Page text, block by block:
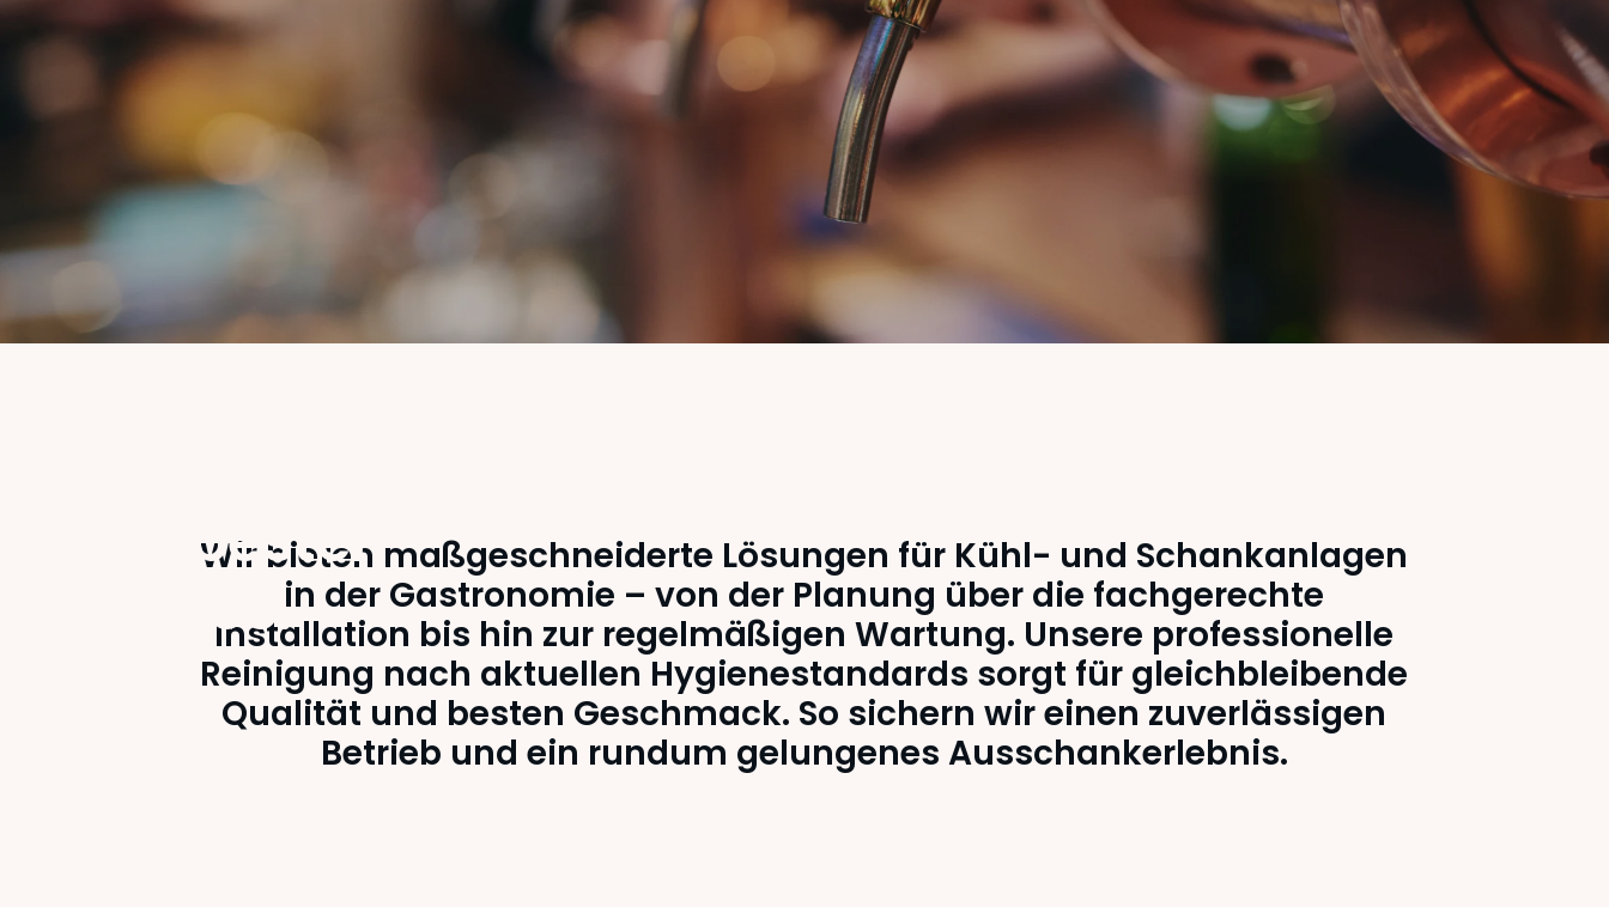
den besten
Service.
Wir bieten maßgeschneiderte Lösungen für Kühl- und Schankanlagen
in der Gastronomie – von der Planung über die fachgerechte
Installation bis hin zur regelmäßigen Wartung. Unsere professionelle
Reinigung nach aktuellen Hygienestandards sorgt für gleichbleibende
Qualität und besten Geschmack. So sichern wir einen zuverlässigen
Betrieb und ein rundum gelungenes Ausschankerlebnis.